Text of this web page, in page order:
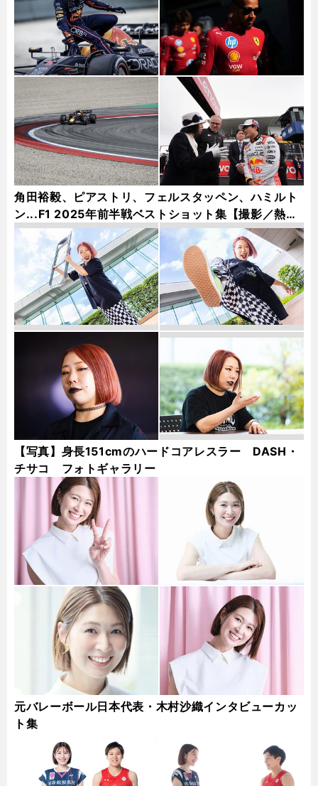
角田裕毅、ピアストリ、フェルスタッペン、ハミルト
ン...F1 2025年前半戦ベストショット集【撮影／熱田
護＆桜井淳雄】
【写真】身長151cmのハードコアレスラー DASH・
チサコ フォトギャラリー
元バレーボール日本代表・木村沙織インタビューカッ
ト集